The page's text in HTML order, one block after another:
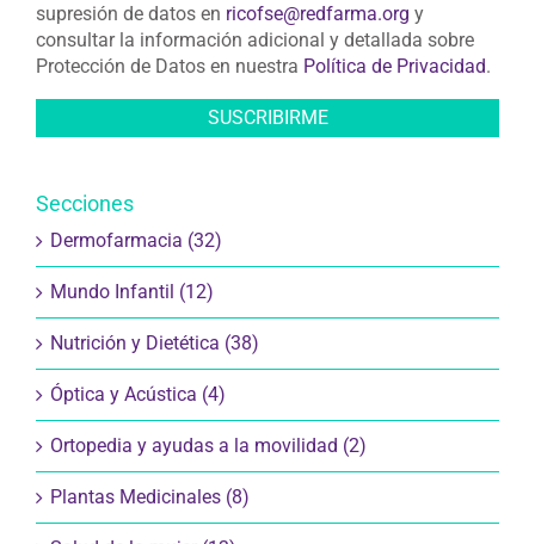
supresión de datos en ricofse@redfarma.org y
consultar la información adicional y detallada sobre
Protección de Datos en nuestra Política de Privacidad.
Secciones
Dermofarmacia (32)
Mundo Infantil (12)
Nutrición y Dietética (38)
Óptica y Acústica (4)
Ortopedia y ayudas a la movilidad (2)
Plantas Medicinales (8)